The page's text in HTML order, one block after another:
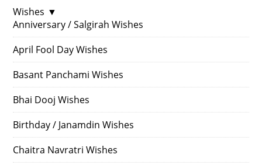
Wishes ▼
Anniversary / Salgirah Wishes
April Fool Day Wishes
Basant Panchami Wishes
Bhai Dooj Wishes
Birthday / Janamdin Wishes
Chaitra Navratri Wishes